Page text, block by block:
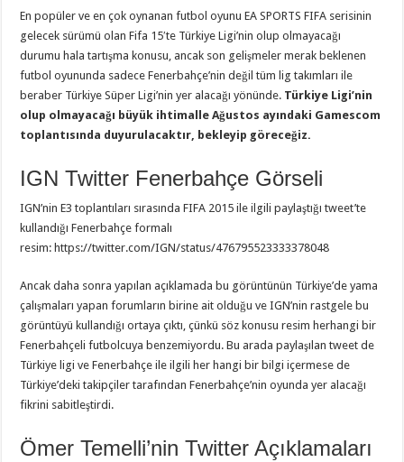
En popüler ve en çok oynanan futbol oyunu EA SPORTS FIFA serisinin
gelecek sürümü olan Fifa 15′te Türkiye Ligi’nin olup olmayacağı
durumu hala tartışma konusu, ancak son gelişmeler merak beklenen
futbol oyununda sadece Fenerbahçe’nin değil tüm lig takımları ile
beraber Türkiye Süper Ligi’nin yer alacağı yönünde. Türkiye Ligi’nin
olup olmayacağı büyük ihtimalle Ağustos ayındaki Gamescom
toplantısında duyurulacaktır, bekleyip göreceğiz.
IGN Twitter Fenerbahçe Görseli
IGN’nin E3 toplantıları sırasında FIFA 2015 ile ilgili paylaştığı tweet’te
kullandığı Fenerbahçe formalı
resim: https://twitter.com/IGN/status/476795523333378048
Ancak daha sonra yapılan açıklamada bu görüntünün Türkiye’de yama
çalışmaları yapan forumların birine ait olduğu ve IGN’nin rastgele bu
görüntüyü kullandığı ortaya çıktı, çünkü söz konusu resim herhangi bir
Fenerbahçeli futbolcuya benzemiyordu. Bu arada paylaşılan tweet de
Türkiye ligi ve Fenerbahçe ile ilgili her hangi bir bilgi içermese de
Türkiye’deki takipçiler tarafından Fenerbahçe’nin oyunda yer alacağı
fikrini sabitleştirdi.
Ömer Temelli’nin Twitter Açıklamaları